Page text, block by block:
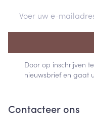
Door op inschrijven
nieuwsbrief en gaat
Contacteer ons